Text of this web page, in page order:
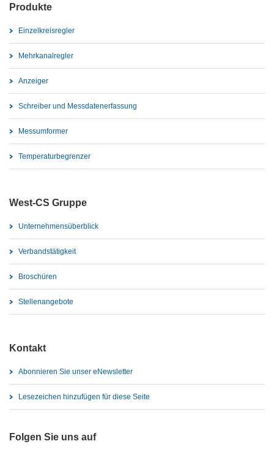
Produkte
Einzelkreisregler
Mehrkanalregler
Anzeiger
Schreiber und Messdatenerfassung
Messumformer
Temperaturbegrenzer
West-CS Gruppe
Unternehmensüberblick
Verbandstätigkeit
Broschüren
Stellenangebote
Kontakt
Abonnieren Sie unser eNewsletter
Lesezeichen hinzufügen für diese Seite
Folgen Sie uns auf